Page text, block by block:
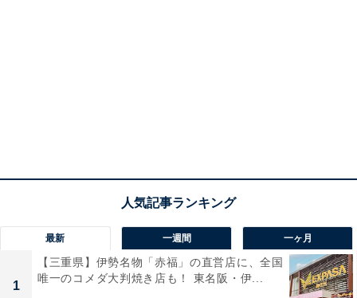
最新 一週間 一ヶ月
1
【三重県】伊勢名物「赤福」の直営店に、全国
唯一のコメダ大判焼き店も！ 東名阪・伊...